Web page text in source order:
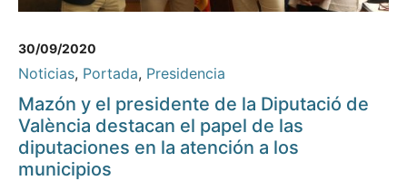
30/09/2020
Noticias, Portada, Presidencia
Mazón y el presidente de la Diputació de
València destacan el papel de las
diputaciones en la atención a los
municipios